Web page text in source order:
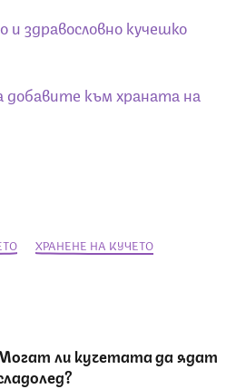
и здравословно кучешко
добавите към храната на
ХРАНЕНЕ НА КУЧЕТО
ли кучетата да ядат